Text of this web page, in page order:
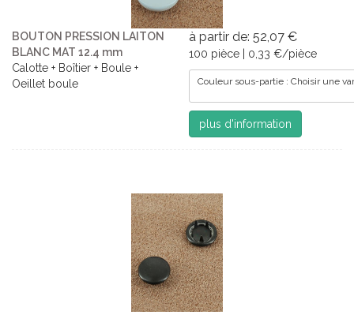
BOUTON PRESSION LAITON
BLANC MAT 12.4 mm
Calotte + Boîtier + Boule +
Oeillet boule
à partir de: 52,07 €
100 pièce | 0,33 €/pièce
Couleur sous-partie : Choisir une
plus d'information